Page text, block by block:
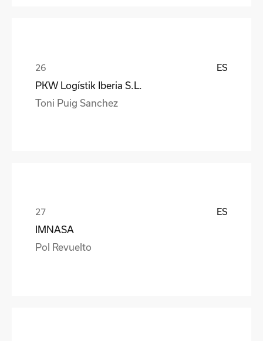
ES
PKW Logístik Iberia S.L.
Toni Puig Sanchez
ES
IMNASA
Pol Revuelto